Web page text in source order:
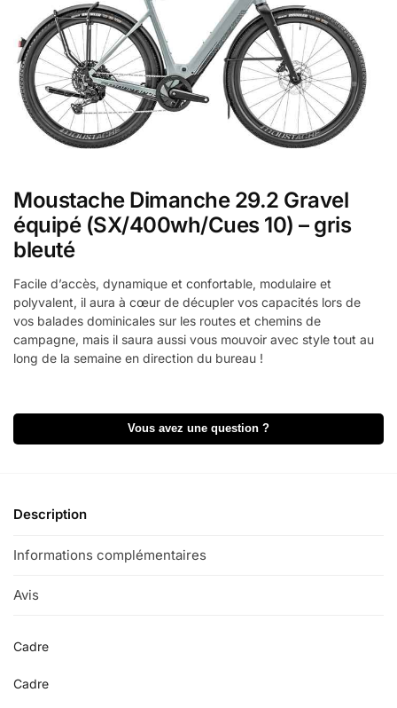
Moustache Dimanche 29.2 Gravel
équipé (SX/400wh/Cues 10) – gris
bleuté
Facile d’accès, dynamique et confortable, modulaire et
polyvalent, il aura à cœur de décupler vos capacités lors de
vos balades dominicales sur les routes et chemins de
campagne, mais il saura aussi vous mouvoir avec style tout au
long de la semaine en direction du bureau !
l
a
i
e
Vous avez une question ?
Description
Informations complémentaires
Avis
Cadre
Cadre